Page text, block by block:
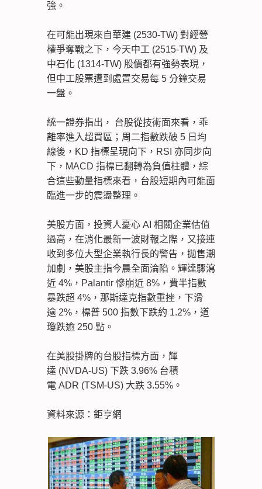
強。
在可能出現來自華建 (2530-TW) 對經營
權爭奪戰之下，今天中工 (2515-TW) 及
中石化 (1314-TW) 股價都有強勢表現，
但中工股票遭到處置交易每 5 分鐘交易
一盤。
統一證券指出， 台股從技術面來看，乖
離率進入超買區；周二指數跌破 5 日均
線後，KD 指標呈現向下，RSI 亦同步向
下，MACD 指標已翻轉為負值柱體，綜
合這些動量指標來看，台股短期內可能面
臨進一步的震盪整理。
美股方面，投資人憂心 AI 相關企業估值
過高，在消化最新一波財報之際，又接連
收到多位大型企業執行長的警告，拋售潮
加劇，美股主指今晨全面淪陷。輝達驟瀉
近 4%，Palantir 慘崩近 8%，費半指數
暴跌超 4%，那斯達克指數重挫，下滑
逾 2%，標普 500 指數下跌約 1.2%，道
瓊跌逾 250 點。
在美股掛牌的台股指標方面，輝
達 (NVDA-US) 下跌 3.96% 台積
電 ADR (TSM-US) 大跌 3.55%。
資料來源：鉅亨網